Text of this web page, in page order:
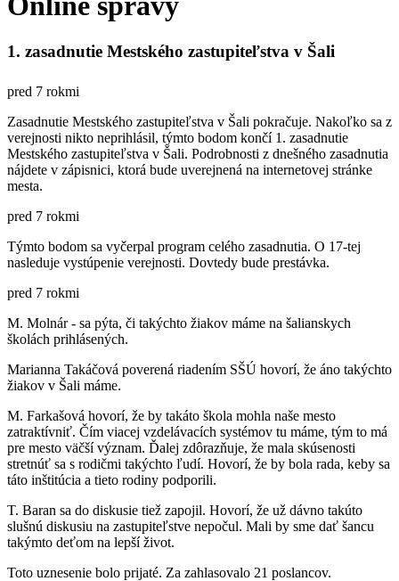
1. zasadnutie Mestského zastupiteľstva v Šali
pred 7 rokmi
Zasadnutie Mestského zastupiteľstva v Šali pokračuje. Nakoľko sa z
verejnosti nikto neprihlásil, týmto bodom končí 1. zasadnutie
Mestského zastupiteľstva v Šali. Podrobnosti z dnešného zasadnutia
nájdete v zápisnici, ktorá bude uverejnená na internetovej stránke
mesta.
pred 7 rokmi
Týmto bodom sa vyčerpal program celého zasadnutia. O 17-tej
nasleduje vystúpenie verejnosti. Dovtedy bude prestávka.
pred 7 rokmi
M. Molnár - sa pýta, či takýchto žiakov máme na šalianskych
školách prihlásených.
Marianna Takáčová poverená riadením SŠÚ hovorí, že áno takýchto
žiakov v Šali máme.
M. Farkašová hovorí, že by takáto škola mohla naše mesto
zatraktívniť. Čím viacej vzdelávacích systémov tu máme, tým to má
pre mesto väčší význam. Ďalej zdôrazňuje, že mala skúsenosti
stretnúť sa s rodičmi takýchto ľudí. Hovorí, že by bola rada, keby sa
táto inštitúcia a tieto rodiny podporili.
T. Baran sa do diskusie tiež zapojil. Hovorí, že už dávno takúto
slušnú diskusiu na zastupiteľstve nepočul. Mali by sme dať šancu
takýmto deťom na lepší život.
Toto uznesenie bolo prijaté. Za zahlasovalo 21 poslancov.